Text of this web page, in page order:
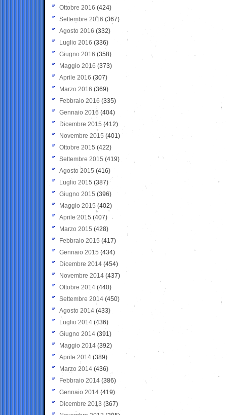
Ottobre 2016 (424)
Settembre 2016 (367)
Agosto 2016 (332)
Luglio 2016 (336)
Giugno 2016 (358)
Maggio 2016 (373)
Aprile 2016 (307)
Marzo 2016 (369)
Febbraio 2016 (335)
Gennaio 2016 (404)
Dicembre 2015 (412)
Novembre 2015 (401)
Ottobre 2015 (422)
Settembre 2015 (419)
Agosto 2015 (416)
Luglio 2015 (387)
Giugno 2015 (396)
Maggio 2015 (402)
Aprile 2015 (407)
Marzo 2015 (428)
Febbraio 2015 (417)
Gennaio 2015 (434)
Dicembre 2014 (454)
Novembre 2014 (437)
Ottobre 2014 (440)
Settembre 2014 (450)
Agosto 2014 (433)
Luglio 2014 (436)
Giugno 2014 (391)
Maggio 2014 (392)
Aprile 2014 (389)
Marzo 2014 (436)
Febbraio 2014 (386)
Gennaio 2014 (419)
Dicembre 2013 (367)